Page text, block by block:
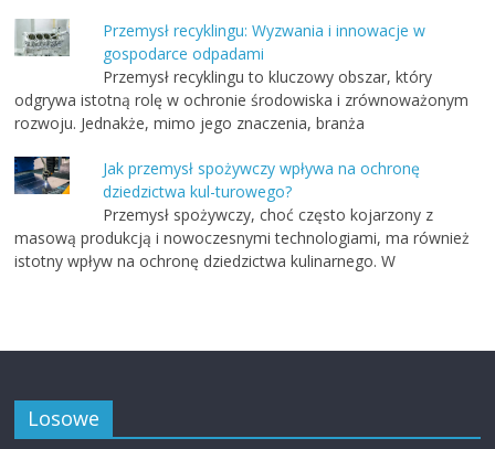
Przemysł recyklingu: Wyzwania i innowacje w
gospodarce odpadami
Przemysł recyklingu to kluczowy obszar, który
odgrywa istotną rolę w ochronie środowiska i zrównoważonym
rozwoju. Jednakże, mimo jego znaczenia, branża
Jak przemysł spożywczy wpływa na ochronę
dziedzictwa kul-turowego?
Przemysł spożywczy, choć często kojarzony z
masową produkcją i nowoczesnymi technologiami, ma również
istotny wpływ na ochronę dziedzictwa kulinarnego. W
Losowe